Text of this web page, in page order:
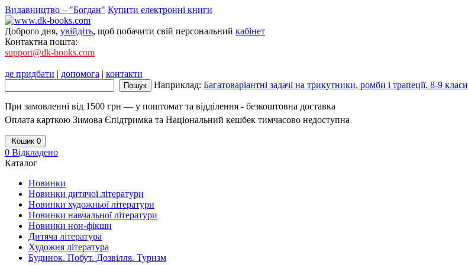
Видавництво – "Богдан" Купити електронні книги
Доброго дня, увійдіть, щоб побачити свій персональний кабінет
Контактна пошта:
support@dk-books.com
де придбати | допомога | контакти
Наприклад: Багатоваріантні задачі на трикутники, ромби і трапеції. 8-9 класи
При замовленні від 1500 грн — у поштомат та відділення - безкоштовна доставка
Оплата карткою Зимова Єпідтримка та Національний кешбек тимчасово недоступна
Кошик 0
0 Відкладено
Каталог
Новинки
Новинки дитячої літератури
Новинки художньої літератури
Новинки навчальної літератури
Новинки нон-фікшн
Дитяча література
Художня література
Будинок. Побут. Дозвілля. Туризм